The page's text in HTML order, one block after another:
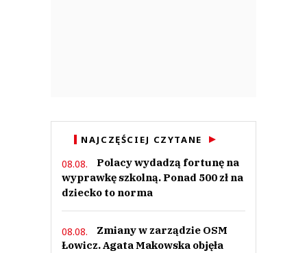
NAJCZĘŚCIEJ CZYTANE
08.08.
Polacy wydadzą fortunę na
wyprawkę szkolną. Ponad 500 zł na
dziecko to norma
08.08.
Zmiany w zarządzie OSM
Łowicz. Agata Makowska objęła